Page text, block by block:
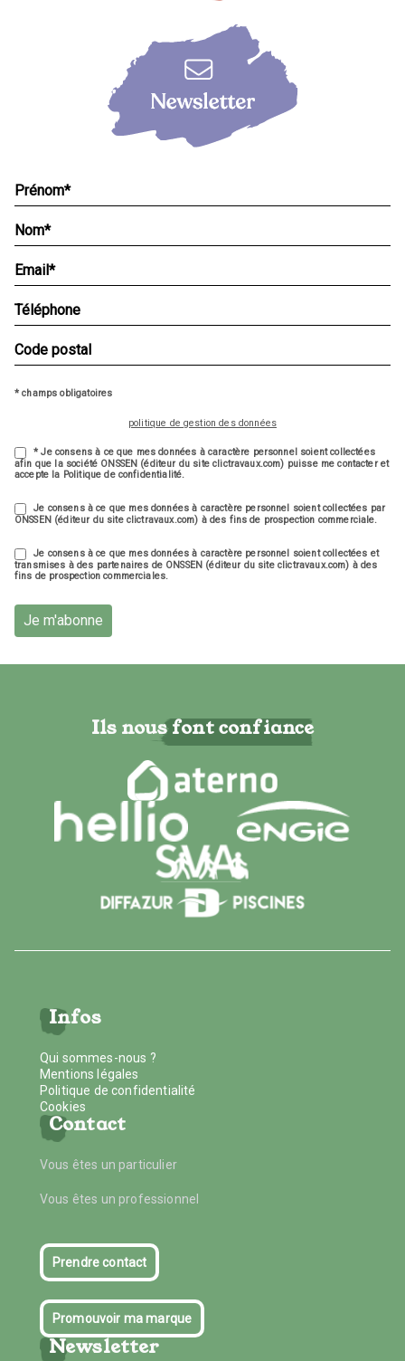
* champs obligatoires
politique de gestion des données
* Je consens à ce que mes données à caractère personnel soient collectées
afin que la société ONSSEN (éditeur du site clictravaux.com) puisse me contacter et
accepte la Politique de confidentialité.
Je consens à ce que mes données à caractère personnel soient collectées par
ONSSEN (éditeur du site clictravaux.com) à des fins de prospection commerciale.
Je consens à ce que mes données à caractère personnel soient collectées et
transmises à des partenaires de ONSSEN (éditeur du site clictravaux.com) à des
fins de prospection commerciales.
Je m'abonne
Ils nous font confiance
Infos
Qui sommes-nous ?
Mentions légales
Politique de confidentialité
Cookies
Contact
Vous êtes un particulier
Vous êtes un professionnel
Prendre contact
Promouvoir ma marque
Newsletter